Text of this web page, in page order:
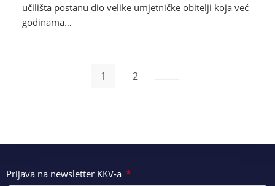
učilišta postanu dio velike umjetničke obitelji koja već
godinama…
1 2
Prijava na newsletter KKV-a